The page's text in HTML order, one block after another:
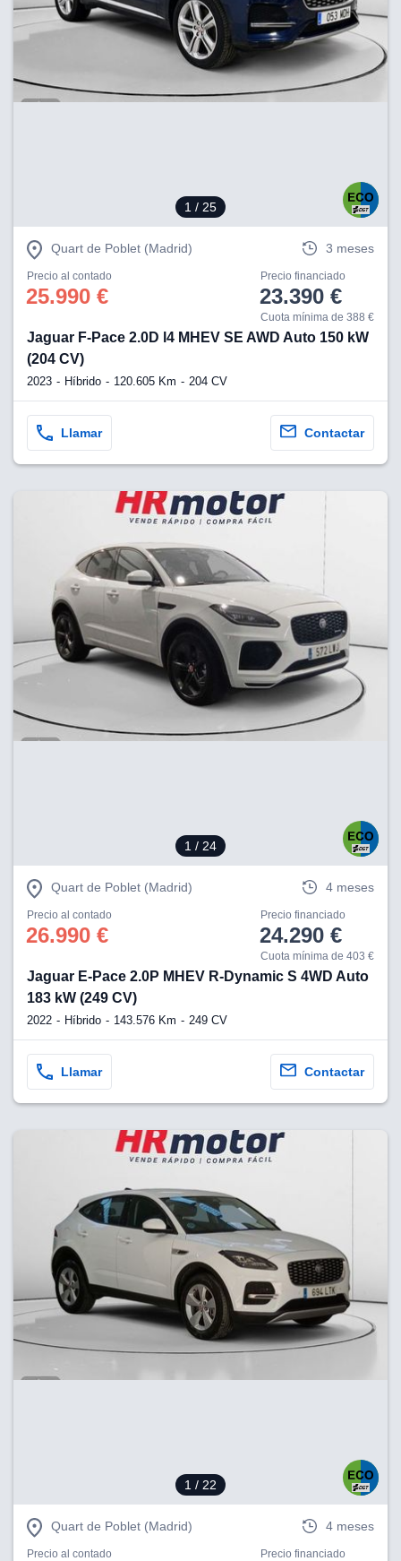
1 / 25
Quart de Poblet (Madrid) 3 meses
Precio al contado
25.990 €
Precio financiado
23.390 €
Cuota mínima de 388 €
Jaguar F-Pace 2.0D l4 MHEV SE AWD Auto 150 kW
(204 CV)
2023 Híbrido 120.605 Km 204 CV
Llamar Contactar
1 / 24
Quart de Poblet (Madrid) 4 meses
Precio al contado
26.990 €
Precio financiado
24.290 €
Cuota mínima de 403 €
Jaguar E-Pace 2.0P MHEV R-Dynamic S 4WD Auto
183 kW (249 CV)
2022 Híbrido 143.576 Km 249 CV
Llamar Contactar
1 / 22
Quart de Poblet (Madrid) 4 meses
Precio al contado Precio financiado